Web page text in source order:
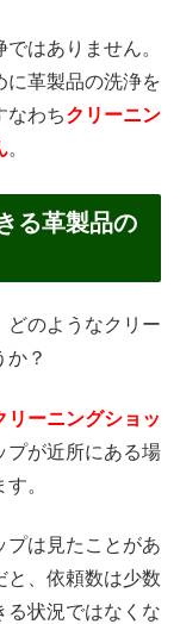
はありません。
に革製品の洗浄を
なわちクリーニン
。
る革製品の
どのようなクリー
か？
リーニングショッ
プが近所にある場
。
プは見たことがあ
と、依頼数は少数
る状況ではなくな